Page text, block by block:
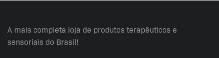
A mais completa loja de produtos terapêuticos e
sensoriais do Brasil!